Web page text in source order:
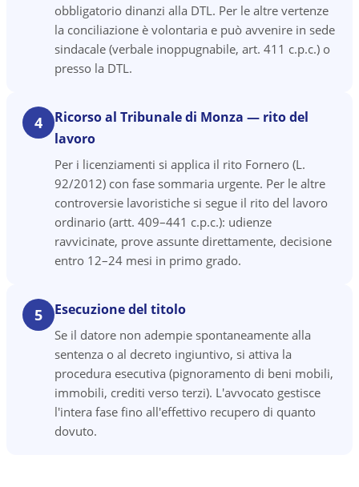
obbligatorio dinanzi alla DTL. Per le altre vertenze
la conciliazione è volontaria e può avvenire in sede
sindacale (verbale inoppugnabile, art. 411 c.p.c.) o
presso la DTL.
4
Ricorso al Tribunale di Monza — rito del
lavoro
Per i licenziamenti si applica il rito Fornero (L.
92/2012) con fase sommaria urgente. Per le altre
controversie lavoristiche si segue il rito del lavoro
ordinario (artt. 409–441 c.p.c.): udienze
ravvicinate, prove assunte direttamente, decisione
entro 12–24 mesi in primo grado.
5 Esecuzione del titolo
Se il datore non adempie spontaneamente alla
sentenza o al decreto ingiuntivo, si attiva la
procedura esecutiva (pignoramento di beni mobili,
immobili, crediti verso terzi). L'avvocato gestisce
l'intera fase fino all'effettivo recupero di quanto
dovuto.